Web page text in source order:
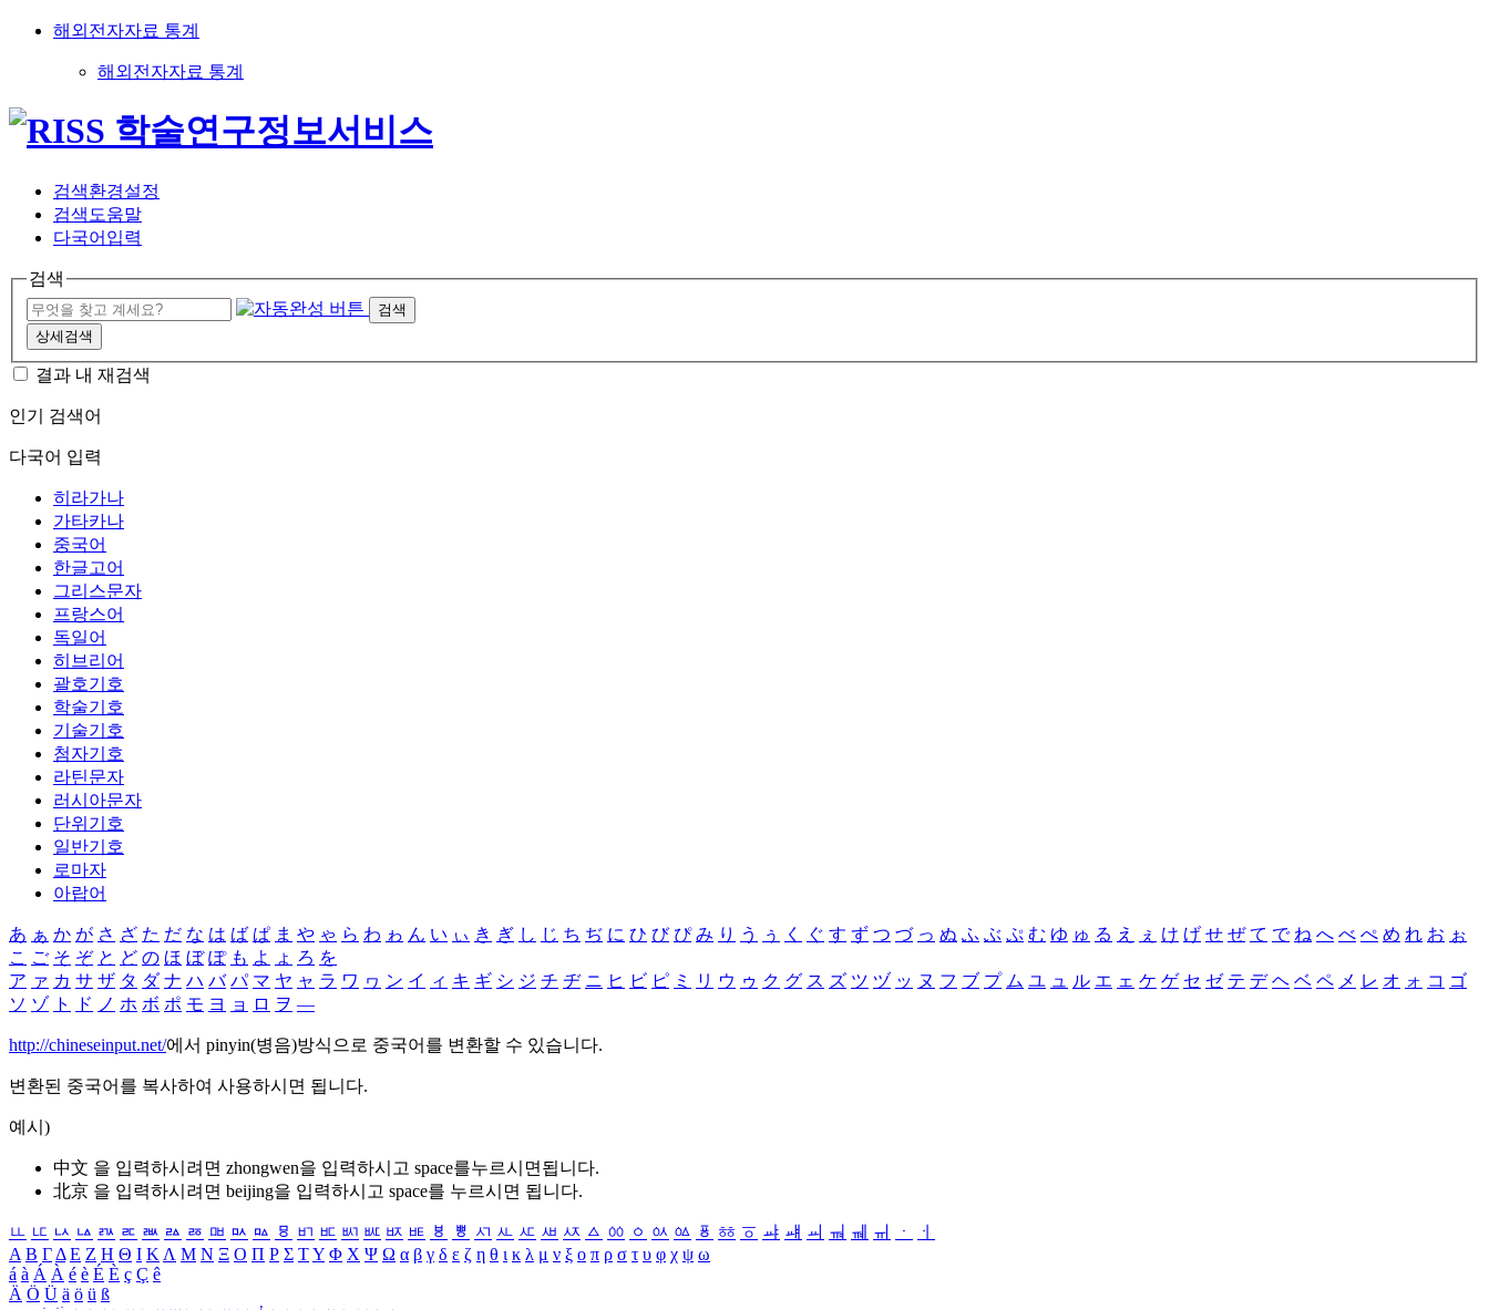
해외전자자료 통계
해외전자자료 통계
검색환경설정
검색도움말
다국어입력
검색
검색
상세검색
결과 내 재검색
인기 검색어
다국어 입력
히라가나
가타카나
중국어
한글고어
그리스문자
프랑스어
독일어
히브리어
괄호기호
학술기호
기술기호
첨자기호
라틴문자
러시아문자
단위기호
일반기호
로마자
아랍어
あ ぁ か が さ ざ た だ な は ば ぱ ま や ゃ ら わ ゎ ん い ぃ き ぎ し じ ち ぢ に ひ び ぴ み り う ぅ く ぐ す ず つ づ っ ぬ ふ ぶ ぷ む ゆ ゅ る え ぇ け げ せ ぜ て で ね へ べ ぺ め れ お ぉ
こ ご そ ぞ と ど の ほ ぼ ぽ も よ ょ ろ を
ア ァ カ サ ザ タ ダ ナ ハ バ パ マ ヤ ャ ラ ワ ヮ ン イ ィ キ ギ シ ジ チ ヂ ニ ヒ ビ ピ ミ リ ウ ゥ ク グ ス ズ ツ ヅ ッ ヌ フ ブ プ ム ユ ュ ル エ ェ ケ ゲ セ ゼ テ デ ヘ ベ ペ メ レ オ ォ コ ゴ
ソ ゾ ト ド ノ ホ ボ ポ モ ヨ ョ ロ ヲ ―
http://chineseinput.net/에서 pinyin(병음)방식으로 중국어를 변환할 수 있습니다.
변환된 중국어를 복사하여 사용하시면 됩니다.
예시)
中文 을 입력하시려면 zhongwen을 입력하시고 space를누르시면됩니다.
北京 을 입력하시려면 beijing을 입력하시고 space를 누르시면 됩니다.
ㅥ ㅦ ㅧ ㅨ ㅩ ㅪ ㅫ ㅬ ㅭ ㅮ ㅯ ㅰ ㅱ ㅲ ㅳ ㅴ ㅵ ㅶ ㅷ ㅸ ㅹ ㅺ ㅻ ㅼ ㅽ ㅾ ㅿ ㆀ ㆁ ㆂ ㆃ ㆄ ㆅ ㆆ ㆇ ㆈ ㆉ ㆊ ㆋ ㆌ ㆍ
ㆎ
Α Β ΓΔ Ε Ζ Η Θ Ι ΚΛ Μ Ν Ξ Ο Π Ρ Σ ΤΥ Φ Χ Ψ Ω α β γ δ ε ζ η θ ι κ λ μ ν ξ ο π ρ σ τ υ φ χ ψ ω
á à Á À é è É È ç Ç ê
Ä Ö Ü ä ö ü ß